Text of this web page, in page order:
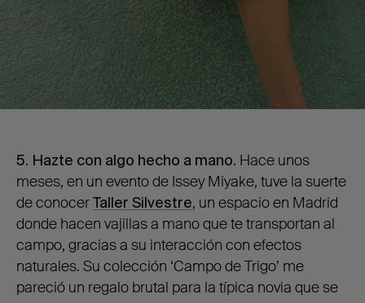
5. Hazte con algo hecho a mano. Hace unos
meses, en un evento de Issey Miyake, tuve la suerte
de conocerTaller Silvestre, un espacio en Madrid
donde hacen vajillas a mano que te transportan al
campo, gracias a su interacción con efectos
naturales. Su colección ‘Campo de Trigo’ me
pareció un regalo brutal para la típica novia que se